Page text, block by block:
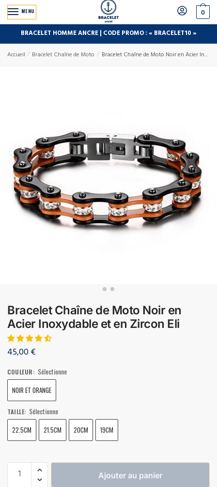
MENU 0
BRACELET HOMME ANCRE | CODE PROMO : « BRACELET10 »
Accueil / Bracelet Chaîne de Moto / Bracelet Chaîne de Moto Noir en Acier Inoxydable et en Zircon Eli
Bracelet Chaîne de Moto Noir en
Acier Inoxydable et en Zircon Eli
45,00€
COULEUR: Sélectionne
NOIR ET ORANGE
TAILLE: Sélectionne
22.5CM 21.5CM 20CM 19CM
Ajouter au panier